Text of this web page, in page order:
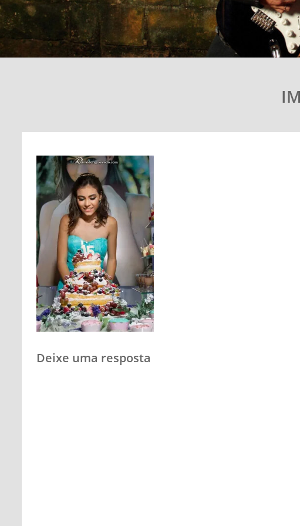
Deixe uma resposta